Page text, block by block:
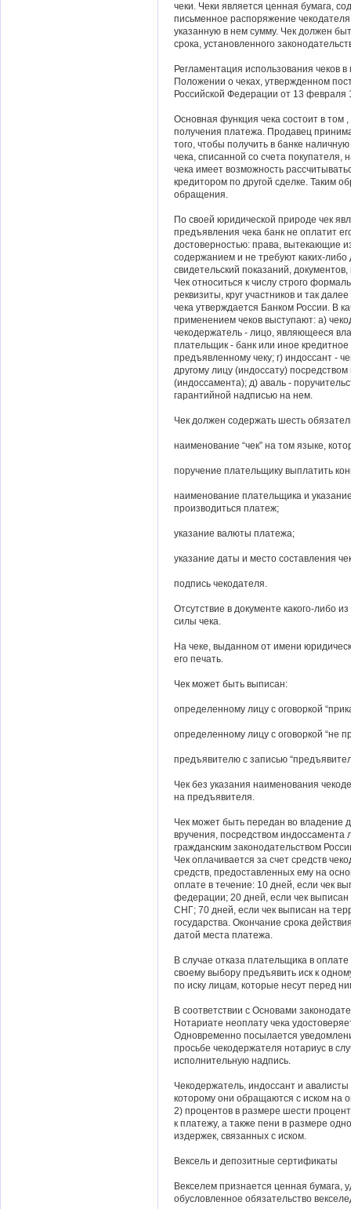
чеки. Чеки является ценная бумага,
письменное распоряжение
указанную в нем сумму. Чек должен
срока, установленного
Регламентация использования чеков
Положении о чеках, утвержденном
Российской Федерации от 13 февраля
Основная функция чека состоит в том
получения платежа. Продавец
того, чтобы получить в банке
чека, списанной со счета покупателя,
чека имеет возможность
кредитором по другой сделке. Таким
обращения.
По своей юридической природе чек
предъявления чека банк не оплатит
достоверностью: права, вытекающие
содержанием и не требуют каких-либо
свидетельский показаний,
Чек относиться к числу строго
реквизиты, круг участников и так
чека утверждается Банком России. В
применением чеков выступают: а)
чекодержатель - лицо, являющееся
плательщик - банк или иное
предъявленному чеку; г) индоссант -
другому лицу (индоссату)
(индоссамента); д) аваль -
гарантийной надписью на нем.
Чек должен содержать шесть
наименование “чек” на том языке,
поручение плательщику выплатить
наименование плательщика и
производиться платеж;
указание валюты платежа;
указание даты и место составления
подпись чекодателя.
Отсутствие в документе какого-либо
силы чека.
На чеке, выданном от имени
его печать.
Чек может быть выписан:
определенному лицу с оговоркой
определенному лицу с оговоркой “не
предъявителю с записью
Чек без указания наименования
на предъявителя.
Чек может быть передан во владение
вручения, посредством индоссамента
гражданским законодательством
Чек оплачивается за счет средств
средств, предоставленных ему на
оплате в течение: 10 дней, если чек
федерации; 20 дней, если чек выписан
СНГ; 70 дней, если чек выписан на
государства. Окончание срока
датой места платежа.
В случае отказа плательщика в
своему выбору предъявить иск к
по иску лицам, которые несут перед
В соответствии с Основами
Нотариате неоплату чека
Одновременно посылается
просьбе чекодержателя нотариус в
исполнительную надпись.
Чекодержатель, индоссант и авалисты
которому они обращаются с иском на
2) процентов в размере шести
к платежу, а также пени в размере
издержек, связанных с иском.
Вексель и депозитные сертификаты
Векселем признается ценная бумага,
обусловленное обязательство